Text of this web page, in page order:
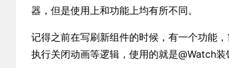
器，但是使用上和功能上均有所不同。
记得之前在写刷新组件的时候，有一个功能
执行关闭动画等逻辑，使用的就是@Watch装